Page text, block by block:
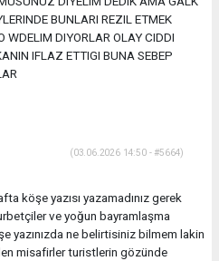
BUNLARI REZIL ETMEK
WDELIM DIYORLAR OLAY CIDDI
IFLAZ ETTIGI BUNA SEBEP
(03.06.2026 14:50 - #5664)
köşe yazısı yazamadınız gerek
ve yoğun bayramlaşma
yazınızda ne belirtisiniz bilmem lakin
misafirler turistlerin gözünde